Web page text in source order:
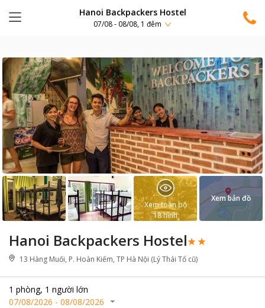
Hanoi Backpackers Hostel
07/08 - 08/08, 1 đêm
Hanoi Backpackers Hostel
13 Hàng Muối, P. Hoàn Kiếm, TP Hà Nội (Lý Thái Tổ cũ)
1 phòng, 1 người lớn
07/08/2026 - 08/08/2026
Xem toàn bộ
18hình
Xem bản đồ